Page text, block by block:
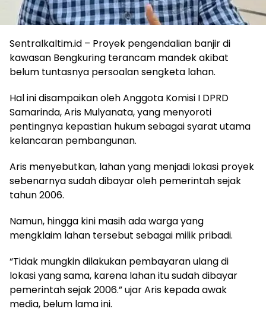
Sentralkaltim.id – Proyek pengendalian banjir di
kawasan Bengkuring terancam mandek akibat
belum tuntasnya persoalan sengketa lahan.
Hal ini disampaikan oleh Anggota Komisi I DPRD
Samarinda, Aris Mulyanata, yang menyoroti
pentingnya kepastian hukum sebagai syarat utama
kelancaran pembangunan.
Aris menyebutkan, lahan yang menjadi lokasi proyek
sebenarnya sudah dibayar oleh pemerintah sejak
tahun 2006.
Namun, hingga kini masih ada warga yang
mengklaim lahan tersebut sebagai milik pribadi.
“Tidak mungkin dilakukan pembayaran ulang di
lokasi yang sama, karena lahan itu sudah dibayar
pemerintah sejak 2006.” ujar Aris kepada awak
media, belum lama ini.